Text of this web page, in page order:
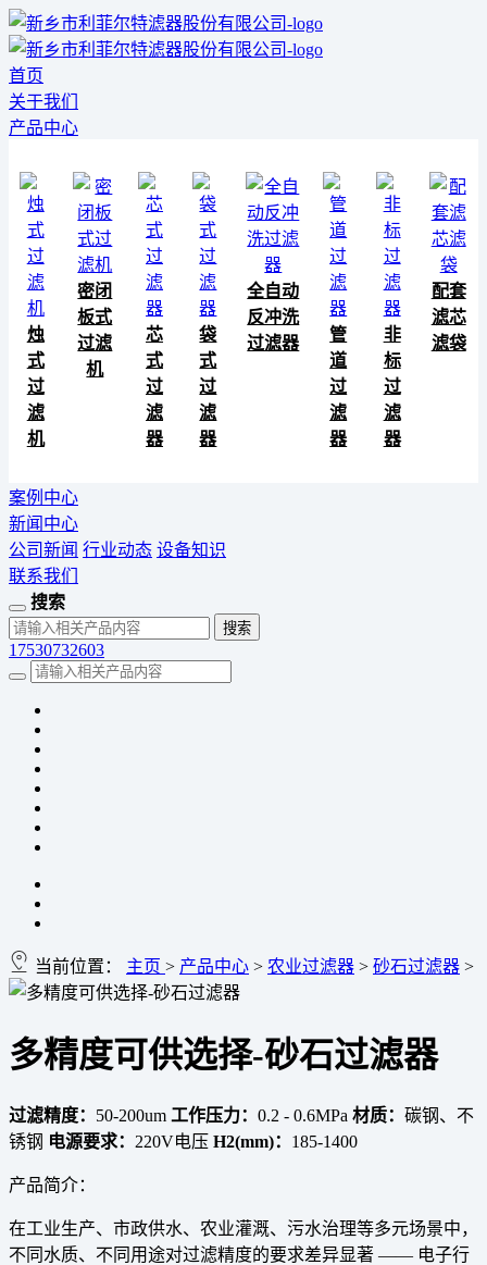
首页
关于我们
产品中心
烛
式
过
滤
机
密闭
板式
过滤
机
芯
式
过
滤
器
袋
式
过
滤
器
全自动
反冲洗
过滤器
管
道
过
滤
器
非
标
过
滤
器
配套
滤芯
滤袋
案例中心
新闻中心
公司新闻 行业动态 设备知识
联系我们
搜索
17530732603
当前位置： 主页 > 产品中心 > 农业过滤器 > 砂石过滤器 >
多精度可供选择-砂石过滤器
过滤精度： 50-200um 工作压力： 0.2 - 0.6MPa 材质： 碳钢、不
锈钢 电源要求： 220V电压 H2(mm)： 185-1400
产品简介：
在工业生产、市政供水、农业灌溉、污水治理等多元场景中，
不同水质、不同用途对过滤精度的要求差异显著 —— 电子行